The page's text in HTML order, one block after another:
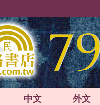
中文 外文